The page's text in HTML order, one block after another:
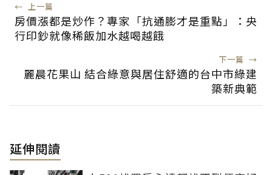
← 上一篇
房價漲都是炒作？專家「抗通膨才是重點」：央
行印鈔就像稀飯加水越喝越餓
下一篇 →
麗晨花果山 結合綠意與居住舒適的台中市綠建
築新典範
延伸閱讀